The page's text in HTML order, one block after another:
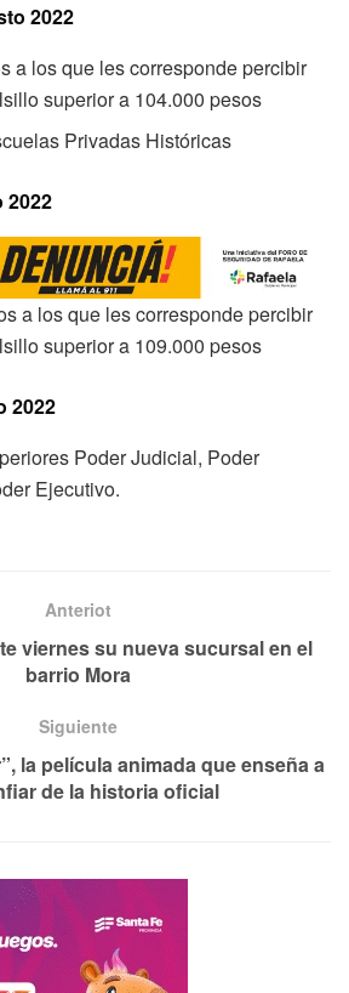
2022
a los que les corresponde percibir
superior a 104.000 pesos
Privadas Históricas
2022
a los que les corresponde percibir
superior a 109.000 pesos
2022
Poder Judicial, Poder
Ejecutivo.
Anteriot
viernes su nueva sucursal en el
barrio Mora
Siguiente
la película animada que enseña a
de la historia oficial